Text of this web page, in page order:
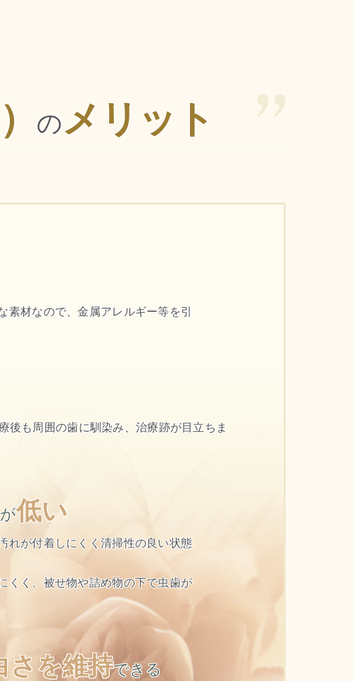
のメリット
素材なので、金属アレルギー等を引
後も周囲の歯に馴染み、治療跡が目立ちま
が低い
れが付着しにくく清掃性の良い状態
くく、被せ物や詰め物の下で虫歯が
さを維持できる